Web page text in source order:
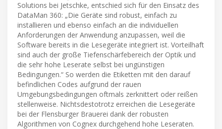
Solutions bei Jetschke, entschied sich für den Einsatz des
DataMan 360: „Die Geräte sind robust, einfach zu
installieren und ebenso einfach an die individuellen
Anforderungen der Anwendung anzupassen, weil die
Software bereits in die Lesegeräte integriert ist. Vorteilhaft
sind auch der große Tiefenschärfebereich der Optik und
die sehr hohe Leserate selbst bei ungünstigen
Bedingungen.“ So werden die Etiketten mit den darauf
befindlichen Codes aufgrund der rauen
Umgebungsbedingungen oftmals zerknittert oder reißen
stellenweise. Nichtsdestotrotz erreichen die Lesegeräte
bei der Flensburger Brauerei dank der robusten
Algorithmen von Cognex durchgehend hohe Leseraten.